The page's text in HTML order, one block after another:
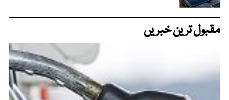
مقبول ترین خبریں